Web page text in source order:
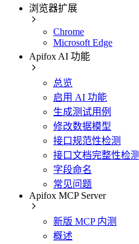
浏览器扩展
Chrome
Microsoft Edge
Apifox AI 功能
总览
启用 AI 功能
生成测试用例
修改数据模型
接口规范性检测
接口文档完整性检测
字段命名
常见问题
Apifox MCP Server
新版 MCP 内测
概述